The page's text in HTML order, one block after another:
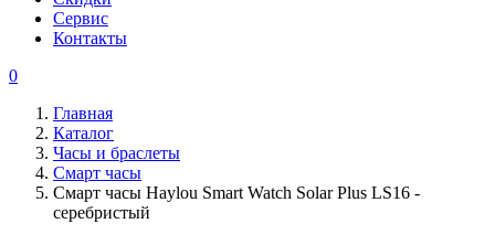
Сервис
Контакты
0
Главная
Каталог
Часы и браслеты
Смарт часы
Смарт часы Haylou Smart Watch Solar Plus LS16 -
серебристый